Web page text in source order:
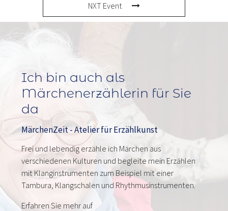
NXT Event
Ich bin auch als
Märchenerzählerin für Sie
da
MärchenZeit - Atelier für Erzählkunst
Frei und lebendig erzähle ich Märchen aus
verschiedenen Kulturen und begleite mein Erzählen
mit Klanginstrumenten zum Beispiel mit einer
Tambura, Klangschalen und Rhythmusinstrumenten.
Erfahren Sie mehr auf